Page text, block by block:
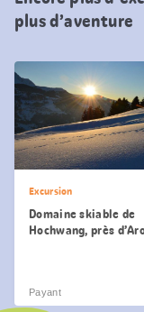
plus d’aventure
Excursion
Domaine skiable de
Hochwang, près
Payant